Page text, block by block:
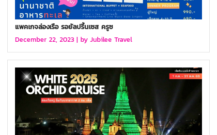
แพคเกจล่องเรือ รอยัลปริ้นเซส ครูซ
December 22, 2023 | by Jubilee Travel